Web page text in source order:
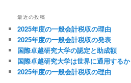
最近の投稿
2025年度の一般会計税収の理由
2025年度の一般会計税収の発表
国際卓越研究大学の認定と助成額
国際卓越研究大学は世界に通用するか
2025年度の一般会計税収の理由